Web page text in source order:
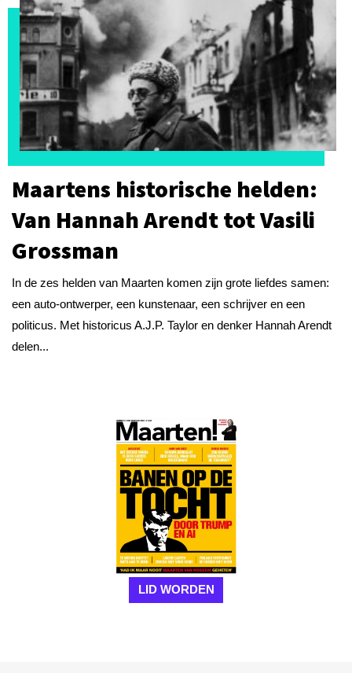
Maartens historische helden:
Van Hannah Arendt tot Vasili
Grossman
In de zes helden van Maarten komen zijn grote liefdes samen:
een auto-ontwerper, een kunstenaar, een schrijver en een
politicus. Met historicus A.J.P. Taylor en denker Hannah Arendt
delen...
LID WORDEN